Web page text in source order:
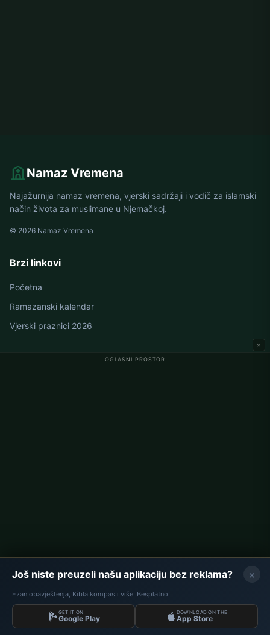
OGLASNI PROSTOR
×
Namaz Vremena
Najažurnija namaz vremena, vjerski sadržaji i vodič za islamski
način života za muslimane u Njemačkoj.
© 2026 Namaz Vremena
Brzi linkovi
Početna
Ramazanski kalendar
Vjerski praznici 2026
Namaz vremena u Njemačkoj
Podaci: Diyanet İşleri Başkanlığı | Namaz Vremena © 2026
×
Još niste preuzeli našu aplikaciju bez reklama?
Ezan obavještenja, Kibla kompas i više. Besplatno!
GET IT ON
Google Play
DOWNLOAD ON THE
App Store